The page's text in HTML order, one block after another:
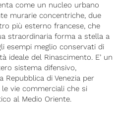
come un nucleo urbano
murarie concentriche, due
più esterno francese, che
straordinaria forma a stella a
esempi meglio conservati di
ideale del Rinascimento. E’ un
sistema difensivo,
di Venezia per
vie commerciali che si
al Medio Oriente.